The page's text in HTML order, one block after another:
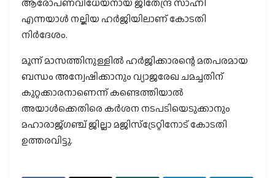
ആരോപണവിധേയനായ ജിതേന്ദ്ര സാഹ്നി
എന്നയാള്‍ നല്കിയ ഹര്‍ജിയിലാണ് കോടതി
നിര്‍ദേശം.
മൂന്ന് മാസത്തിനുള്ളില്‍ ഹര്‍ജിക്കാരന്റെ മതപരമായ
ബന്ധം അന്വേഷിക്കാനും വ്യാജരേഖ ചമച്ചതിന്
കുറ്റക്കാരനാണെന്ന് കണ്ടെത്തിയാല്‍
അയാള്‍ക്കെതിരെ കര്‍ശന നടപടിയെടുക്കാനും
മഹാരാജ്ഗഞ്ച് ജില്ലാ മജിസ്‌ട്രേറ്റിനോട് കോടതി
ഉത്തരവിട്ടു.